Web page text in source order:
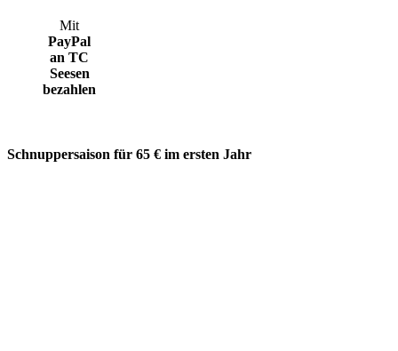
Mit
PayPal
an TC
Seesen
bezahlen
Schnuppersaison für 65 € im ersten Jahr